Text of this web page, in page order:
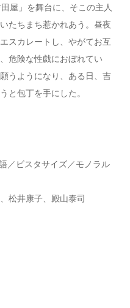
屋」を舞台に、そこの主人
たちまち惹かれあう。昼夜
スカレートし、やがてお互
危険な性戯におぼれてい
うようになり、ある日、吉
と包丁を手にした。
／ビスタサイズ／モノラル
松井康子、殿山泰司